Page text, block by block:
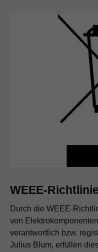
WEEE-
Durch die WEEE-
von
verantwortlich bzw.
Julius Blum, erfüllen